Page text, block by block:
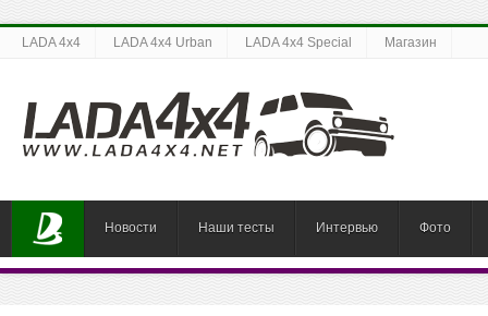
LADA 4x4 LADA 4x4 Urban LADA 4x4 Special Магазин
Новости Наши тесты Интервью Фото